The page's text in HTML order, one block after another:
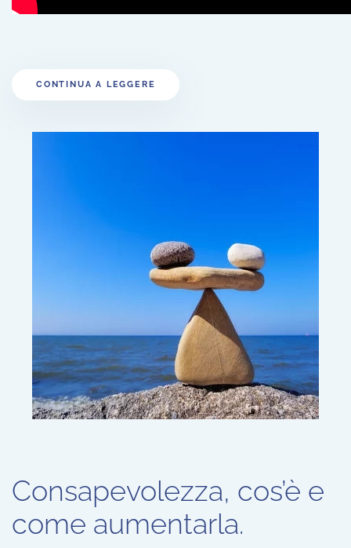
CONTINUA A LEGGERE
Consapevolezza, cos’è e
come aumentarla.